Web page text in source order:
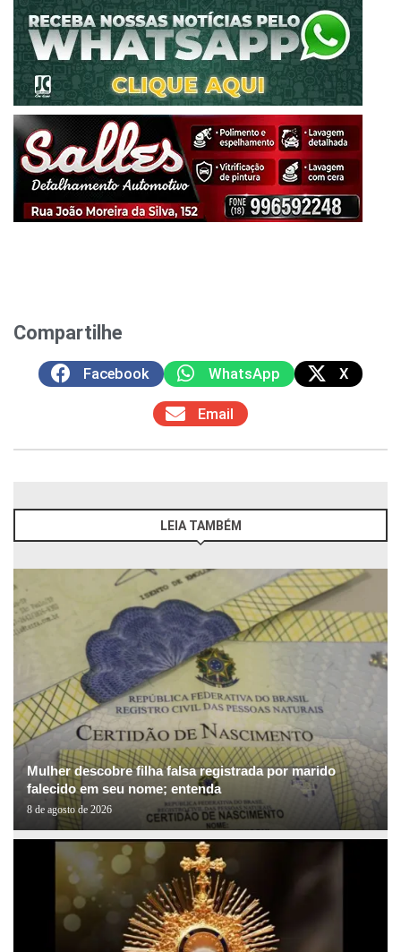
Compartilhe
Facebook WhatsApp X
Email
LEIA TAMBÉM
Mulher descobre filha falsa registrada por marido
falecido em seu nome; entenda
8 de agosto de 2026